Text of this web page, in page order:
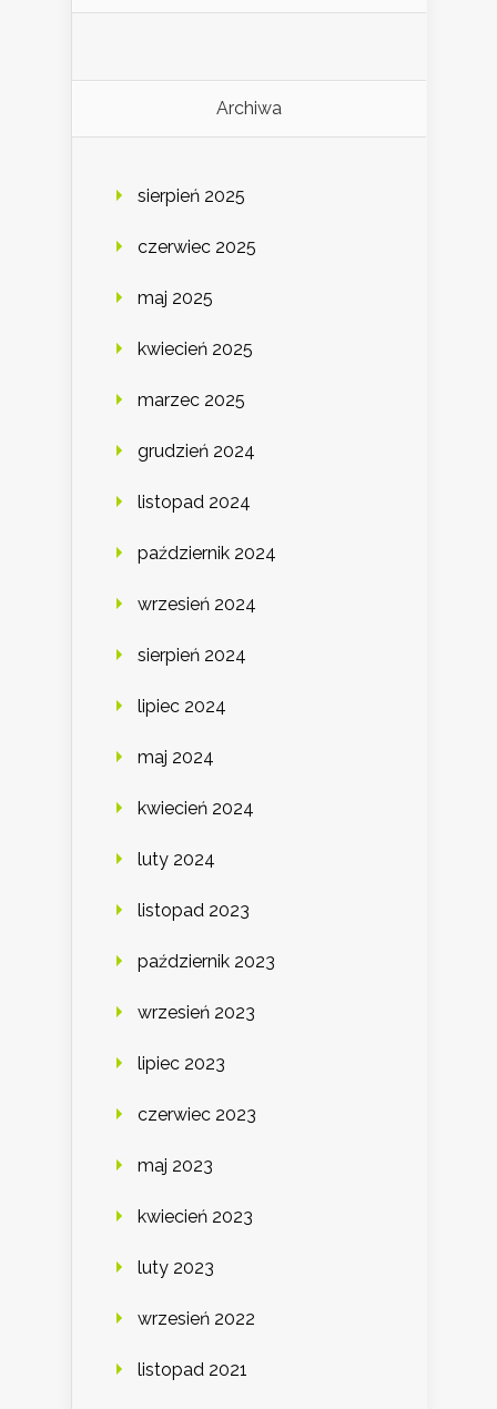
Archiwa
sierpień 2025
czerwiec 2025
maj 2025
kwiecień 2025
marzec 2025
grudzień 2024
listopad 2024
październik 2024
wrzesień 2024
sierpień 2024
lipiec 2024
maj 2024
kwiecień 2024
luty 2024
listopad 2023
październik 2023
wrzesień 2023
lipiec 2023
czerwiec 2023
maj 2023
kwiecień 2023
luty 2023
wrzesień 2022
listopad 2021